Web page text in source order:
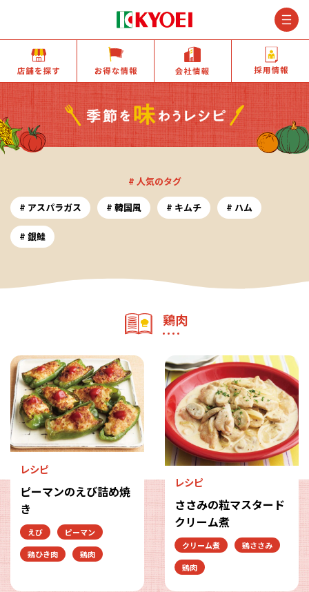
店舗を探す お得な情報 会社情報
# 人気のタグ
アスパラガス
韓国風 キムチ ハム
銀鮭
鶏肉
レシピ
ピーマンのえび詰め焼
き
えび
ピーマン
鶏ひき肉
鶏肉
レシピ
ささみの粒マスタード
クリーム煮
クリーム煮
鶏ささみ
鶏肉